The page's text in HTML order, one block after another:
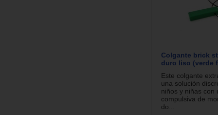
Colgante brick
duro liso (verde
Este colgante
una solución
niños y niñas con
compulsiva de
do...